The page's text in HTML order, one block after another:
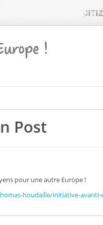
Post
pour une autre Europe !
houdaille/initiative-avanti-